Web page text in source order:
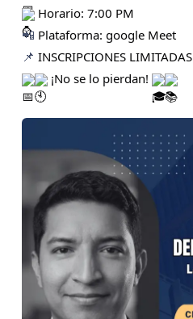
Horario: 7:00 PM
📲 Plataforma: google Meet
📌 INSCRIPCIONES LIMITADAS
¡No se lo pierdan!